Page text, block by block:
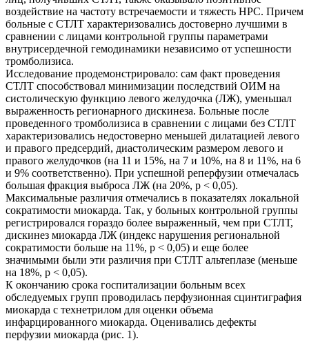
воздействие на частоту встречаемости и тяжесть НРС. Причем
больные с СТЛТ характеризовались достоверно лучшими в
сравнении с лицами контрольной группы параметрами
внутрисердечной гемодинамики независимо от успешности
тромболизиса.
Исследование продемонстрировало: сам факт проведения
СТЛТ способствовал минимизации последствий ОИМ на
систолическую функцию левого желудочка (ЛЖ), уменьшал
выраженность регионарного дискинеза. Больные после
проведенного тромболизиса в сравнении с лицами без СТЛТ
характеризовались недостоверно меньшей дилатацией левого
и правого предсердий, диастолическим размером левого и
правого желудочков (на 11 и 15%, на 7 и 10%, на 8 и 11%, на 6
и 9% соответственно). При успешной реперфузии отмечалась
большая фракция выброса ЛЖ (на 20%, р < 0,05).
Максимальные различия отмечались в показателях локальной
сократимости миокарда. Так, у больных контрольной группы
регистрировался гораздо более выраженный, чем при СТЛТ,
дискинез миокарда ЛЖ (индекс нарушения региональной
сократимости больше на 11%, р < 0,05) и еще более
значимыми были эти различия при СТЛТ альтеплазе (меньше
на 18%, р < 0,05).
К окончанию срока госпитализации больным всех
обследуемых групп проводилась перфузионная сцинтиграфия
миокарда с технетрилом для оценки объема
инфарцированного миокарда. Оценивались дефекты
перфузии миокарда (рис. 1).